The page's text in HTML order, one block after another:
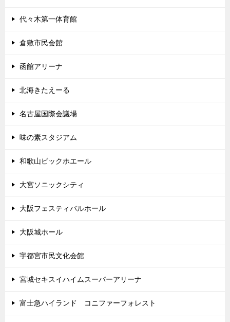
代々木第一体育館
倉敷市民会館
函館アリーナ
北海きたえーる
名古屋国際会議場
味の素スタジアム
和歌山ビックホエール
大宮ソニックシティ
大阪フェスティバルホール
大阪城ホール
宇都宮市民文化会館
宮城セキスイハイムスーパーアリーナ
富士急ハイランド コニファーフォレスト